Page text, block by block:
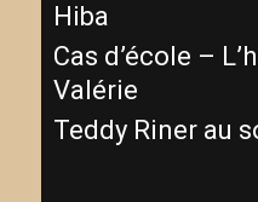
Hiba
Cas d’école –
Valérie
Teddy Riner au